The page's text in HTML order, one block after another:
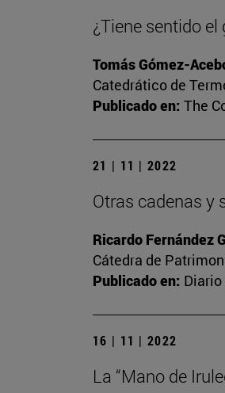
¿Tiene sentido
Tomás Gómez-
Catedrático de
Publicado en: The
21 | 11 | 2022
Otras cadenas y
Ricardo Fernández
Cátedra de
Publicado en: Diario
16 | 11 | 2022
La “Mano de